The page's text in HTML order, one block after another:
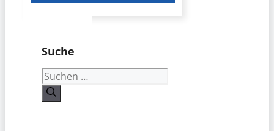
Suche
Suchen
nach: